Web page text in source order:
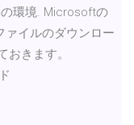
の環境. Microsoftの
ァイルのダウンロー
おきます。